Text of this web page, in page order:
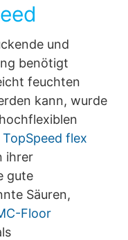
und
benötigt
feuchten
kann, wurde
flex
ihrer
gute
Säuren,
Floor